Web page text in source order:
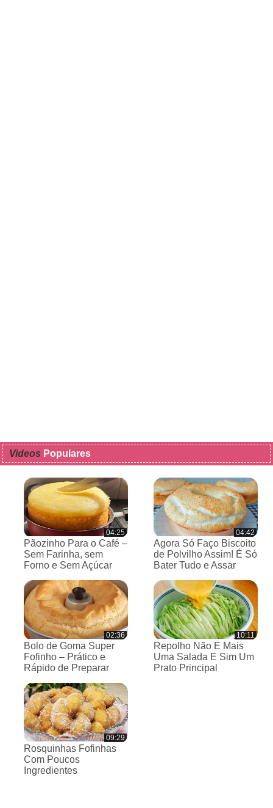
Videos Populares
04:25
Pãozinho Para o Café –
Sem Farinha, sem
Forno e Sem Açúcar
04:42
Agora Só Faço Biscoito
de Polvilho Assim! É Só
Bater Tudo e Assar
02:36
Bolo de Goma Super
Fofinho – Prático e
Rápido de Preparar
10:11
Repolho Não É Mais
Uma Salada E Sim Um
Prato Principal
09:29
Rosquinhas Fofinhas
Com Poucos
Ingredientes